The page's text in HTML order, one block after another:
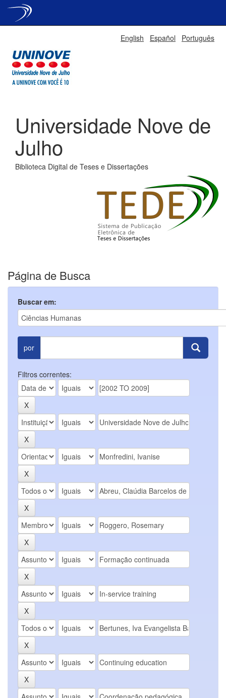
English Español Português
Universidade Nove de
Julho
Biblioteca Digital de Teses e Dissertações
Página de Busca
Buscar em:
por
Filtros correntes: